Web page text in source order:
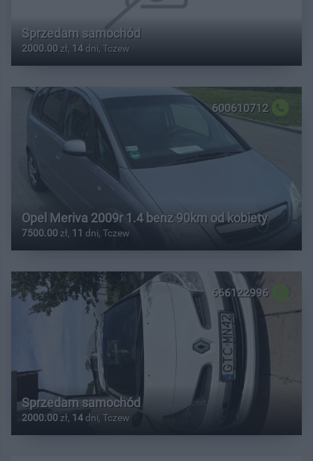
Sprzedam samochód
2000.00 zł, 14dni, Tczew
600610712
Opel Meriva 2009r 1.4 benz 90km od kobiety
7500.00 zł, 11 dni, Tczew
666122996
Sprzedam samochód
2000.00 zł, 14 dni, Tczew